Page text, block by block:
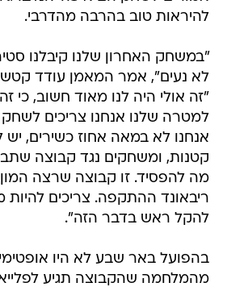
להיראות טוב בהרבה מהדרבי.
"במשחק האחרון שלנו קיבלנו
לא נעים", אמר המאמן עודד
"זה אולי היה לנו מאוד חשוב, כי
למטרה שלנו אנחנו צריכים לשחק
אנחנו לא במאה אחוז כשירים, יש
קטנות, ומשחקים נגד קבוצה
מה להפסיד. זו קבוצה שרצה
ריבאונד ההתקפה. צריכים להיות
להקל ראש בדבר הזה".
בהפועל באר שבע לא היו
מהמלחמה שהקבוצה תגיע